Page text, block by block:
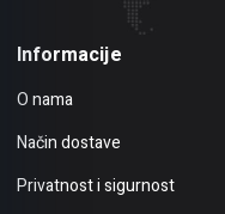
Informacije
O nama
Način dostave
Privatnost i sigurnost